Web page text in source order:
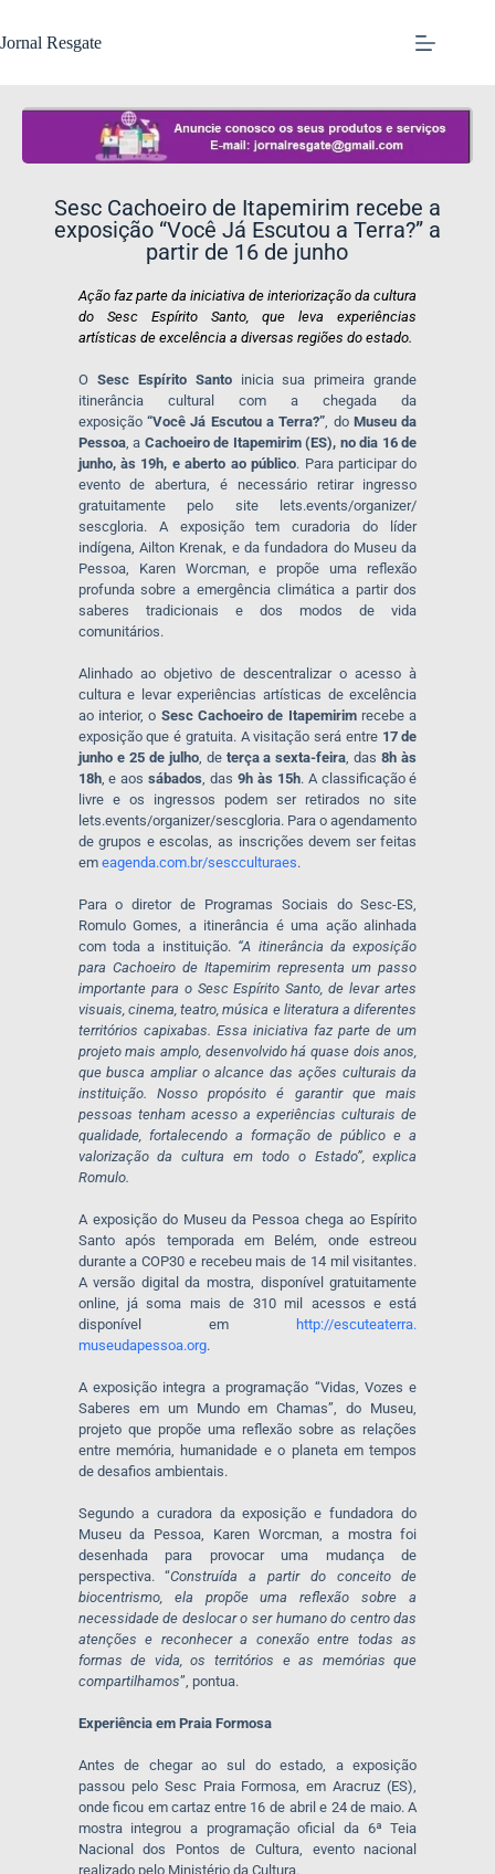
Jornal Resgate
Sesc Cachoeiro de Itapemirim recebe a
exposição “Você Já Escutou a Terra?” a
partir de 16 de junho
Ação faz parte da iniciativa de interiorização da cultura
do Sesc Espírito Santo, que leva experiências
artísticas de excelência a diversas regiões do estado.
O Sesc Espírito Santo inicia sua primeira grande
itinerância cultural com a chegada da
exposição “Você Já Escutou a Terra?”, doMuseu da
Pessoa, a Cachoeiro de Itapemirim (ES), no dia 16 de
junho, às 19h, e aberto ao público. Para participar do
evento de abertura, é necessário retirar ingresso
gratuitamente pelo site lets.events/organizer/
sescgloria. A exposição tem curadoria do líder
indígena, Ailton Krenak, e da fundadora do Museu da
Pessoa, Karen Worcman, e propõe uma reflexão
profunda sobre a emergência climática a partir dos
saberes tradicionais e dos modos de vida
comunitários.
Alinhado ao objetivo de descentralizar o acesso à
cultura e levar experiências artísticas de excelência
ao interior, o Sesc Cachoeiro de Itapemirimrecebe a
exposição que é gratuita. A visitação será entre 17 de
junho e 25 de julho, de terça a sexta-feira, das8h às
18h, e aossábados, das 9h às 15h. A classificação é
livre e os ingressos podem ser retirados no site
lets.events/organizer/sescgloria. Para o agendamento
de grupos e escolas, as inscrições devem ser feitas
em eagenda.com.br/sescculturaes.
Para o diretor de Programas Sociais do Sesc-ES,
Romulo Gomes, a itinerância é uma ação alinhada
com toda a instituição. “A itinerância da exposição
para Cachoeiro de Itapemirim representa um passo
importante para o Sesc Espírito Santo, de levar artes
visuais, cinema, teatro, música e literatura a diferentes
territórios capixabas. Essa iniciativa faz parte de um
projeto mais amplo, desenvolvido há quase dois anos,
que busca ampliar o alcance das ações culturais da
instituição. Nosso propósito é garantir que mais
pessoas tenham acesso a experiências culturais de
qualidade, fortalecendo a formação de público e a
valorização da cultura em todo o Estado”, explica
Romulo.
A exposição do Museu da Pessoa chega ao Espírito
Santo após temporada em Belém, onde estreou
durante a COP30 e recebeu mais de 14 mil visitantes.
A versão digital da mostra, disponível gratuitamente
online, já soma mais de 310 mil acessos e está
disponível em
http://escuteaterra.
museudapessoa.org.
A exposição integra a programação “Vidas, Vozes e
Saberes em um Mundo em Chamas”, do Museu,
projeto que propõe uma reflexão sobre as relações
entre memória, humanidade e o planeta em tempos
de desafios ambientais.
Segundo a curadora da exposição e fundadora do
Museu da Pessoa, Karen Worcman, a mostra foi
desenhada para provocar uma mudança de
perspectiva. “Construída a partir do conceito de
biocentrismo, ela propõe uma reflexão sobre a
necessidade de deslocar o ser humano do centro das
atenções e reconhecer a conexão entre todas as
formas de vida, os territórios e as memórias que
compartilhamos”, pontua.
Experiência em Praia Formosa
Antes de chegar ao sul do estado, a exposição
passou pelo Sesc Praia Formosa, em Aracruz (ES),
onde ficou em cartaz entre 16 de abril e 24 de maio. A
mostra integrou a programação oficial da 6ª Teia
Nacional dos Pontos de Cultura, evento nacional
realizado pelo Ministério da Cultura.